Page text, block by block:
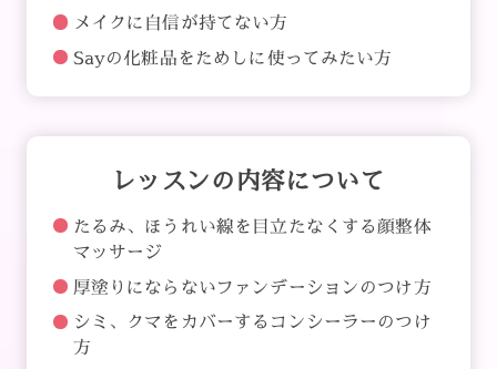
メイクに自信が持てない方
Sayの化粧品をためしに使ってみたい方
レッスンの内容について
たるみ、ほうれい線を目立たなくする顔整体
マッサージ
厚塗りにならないファンデーションのつけ方
シミ、クマをカバーするコンシーラーのつけ
方